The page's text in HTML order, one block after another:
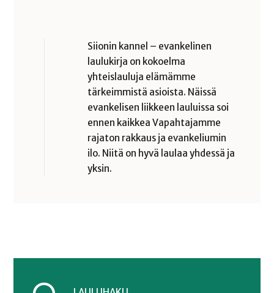
Siionin kannel – evankelinen
laulukirja on kokoelma
yhteislauluja elämämme
tärkeimmistä asioista. Näissä
evankelisen liikkeen lauluissa soi
ennen kaikkea Vapahtajamme
rajaton rakkaus ja evankeliumin
ilo. Niitä on hyvä laulaa yhdessä ja
yksin.